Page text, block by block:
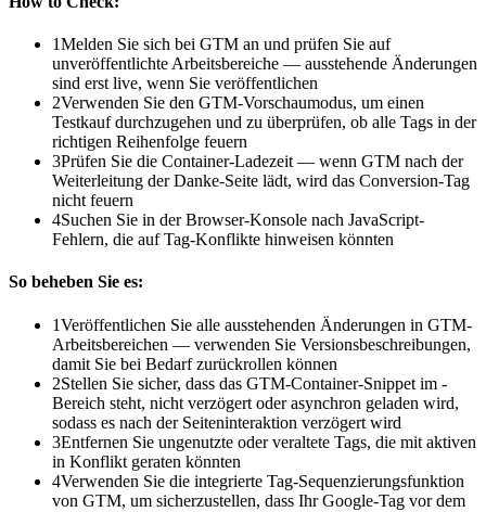
1Melden Sie sich bei GTM an und prüfen Sie auf
unveröffentlichte Arbeitsbereiche — ausstehende Änderungen
sind erst live, wenn Sie veröffentlichen
2Verwenden Sie den GTM-Vorschaumodus, um einen
Testkauf durchzugehen und zu überprüfen, ob alle Tags in der
richtigen Reihenfolge feuern
3Prüfen Sie die Container-Ladezeit — wenn GTM nach der
Weiterleitung der Danke-Seite lädt, wird das Conversion-Tag
nicht feuern
4Suchen Sie in der Browser-Konsole nach JavaScript-
Fehlern, die auf Tag-Konflikte hinweisen könnten
So beheben Sie es:
1Veröffentlichen Sie alle ausstehenden Änderungen in GTM-
Arbeitsbereichen — verwenden Sie Versionsbeschreibungen,
damit Sie bei Bedarf zurückrollen können
2Stellen Sie sicher, dass das GTM-Container-Snippet im -
Bereich steht, nicht verzögert oder asynchron geladen wird,
sodass es nach der Seiteninteraktion verzögert wird
3Entfernen Sie ungenutzte oder veraltete Tags, die mit aktiven
in Konflikt geraten könnten
4Verwenden Sie die integrierte Tag-Sequenzierungsfunktion
von GTM, um sicherzustellen, dass Ihr Google-Tag vor dem